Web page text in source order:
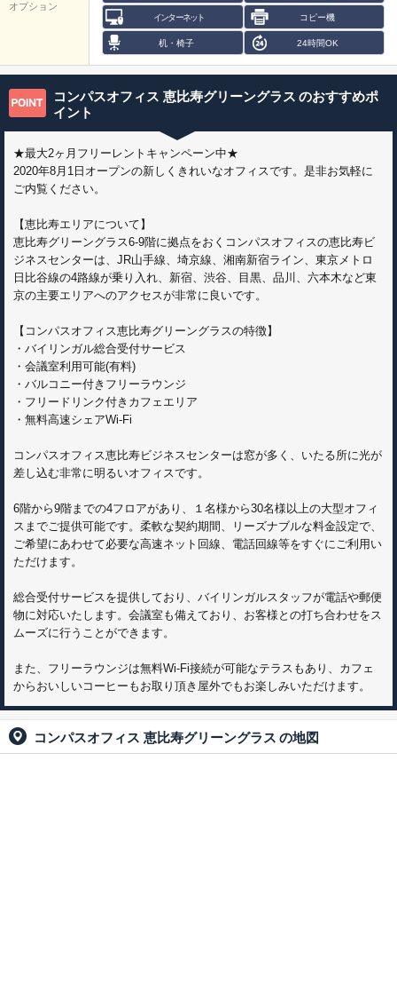
オプション
インターネット コピー機
机・椅子 24時間OK
コンパスオフィス 恵比寿グリーングラス のおすすめポ
イント
★最大2ヶ月フリーレントキャンペーン中★
2020年8月1日オープンの新しくきれいなオフィスです。是非お気軽に
ご内覧ください。
【恵比寿エリアについて】
恵比寿グリーングラス6-9階に拠点をおくコンパスオフィスの恵比寿ビ
ジネスセンターは、JR山手線、埼京線、湘南新宿ライン、東京メトロ
日比谷線の4路線が乗り入れ、新宿、渋谷、目黒、品川、六本木など東
京の主要エリアへのアクセスが非常に良いです。
【コンパスオフィス恵比寿グリーングラスの特徴】
・バイリンガル総合受付サービス
・会議室利用可能(有料)
・バルコニー付きフリーラウンジ
・フリードリンク付きカフェエリア
・無料高速シェアWi-Fi
コンパスオフィス恵比寿ビジネスセンターは窓が多く、いたる所に光が
差し込む非常に明るいオフィスです。
6階から9階までの4フロアがあり、１名様から30名様以上の大型オフィ
スまでご提供可能です。柔軟な契約期間、リーズナブルな料金設定で、
ご希望にあわせて必要な高速ネット回線、電話回線等をすぐにご利用い
ただけます。
総合受付サービスを提供しており、バイリンガルスタッフが電話や郵便
物に対応いたします。会議室も備えており、お客様との打ち合わせをス
ムーズに行うことができます。
また、フリーラウンジは無料Wi-Fi接続が可能なテラスもあり、カフェ
からおいしいコーヒーもお取り頂き屋外でもお楽しみいただけます。
コンパスオフィス 恵比寿グリーングラス の地図